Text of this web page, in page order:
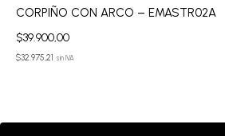
CORPIÑO CON ARCO – EMASTR02A
$39.900,00
$32.975,21 sin IVA